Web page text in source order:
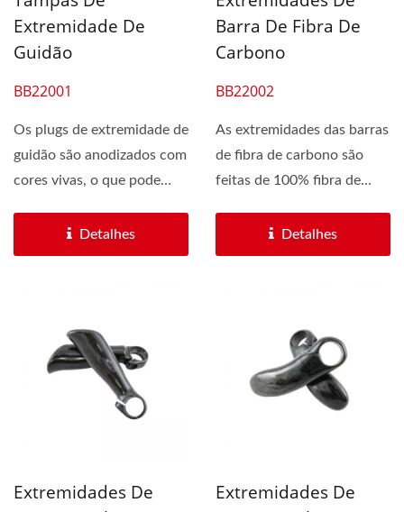
Extremidade De
Guidão
BB22001
Os plugs de extremidade de
guidão são anodizados com
cores vivas, o que pode
Detalhes
Barra De Fibra De
Carbono
BB22002
As extremidades das barras
de fibra de carbono são
feitas de 100% fibra de
Detalhes
Extremidades De
Extremidades De